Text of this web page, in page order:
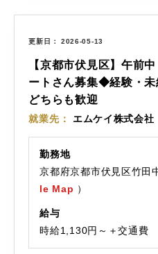
更新日 2026-05-13
【京都市伏見区】午前
ートさん募集◆経験・
どちらも歓迎
就業先 エムケイ株式会
勤務地
京都府京都市伏見区竹田
le Map ）
給与
時給1,130円～＋交通費